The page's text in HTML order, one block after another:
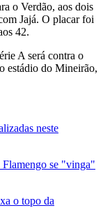
o Verdão, aos dois
Jajá. O placar foi
42.
A será contra o
estádio do Mineirão,
neste
se "vinga"
o topo da